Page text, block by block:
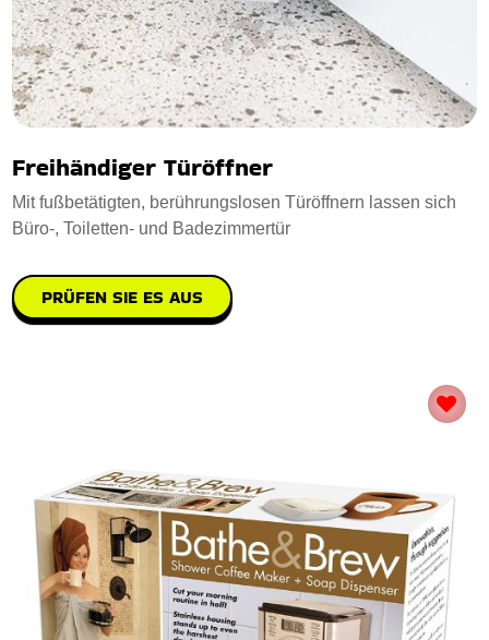
Freihändiger Türöffner
Mit fußbetätigten, berührungslosen Türöffnern lassen sich
Büro-, Toiletten- und Badezimmertür
PRÜFEN SIE ES AUS